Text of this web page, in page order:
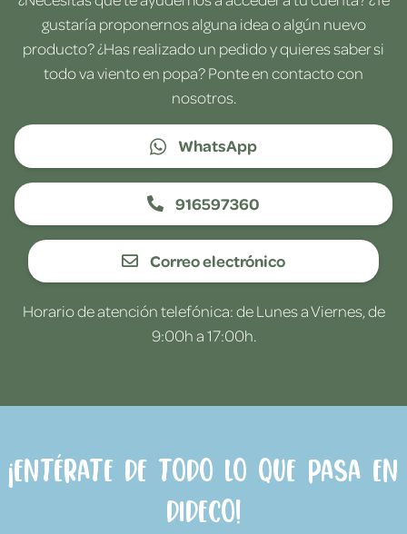
gustaría proponernos alguna idea o algún nuevo
producto? ¿Has realizado un pedido y quieres saber si
todo va viento en popa? Ponte en contacto con
nosotros.
WhatsApp
916597360
Correo electrónico
Horario de atención telefónica: de Lunes a Viernes, de
9:00h a 17:00h.
¡Entérate de todo lo que pasa en
Dideco!